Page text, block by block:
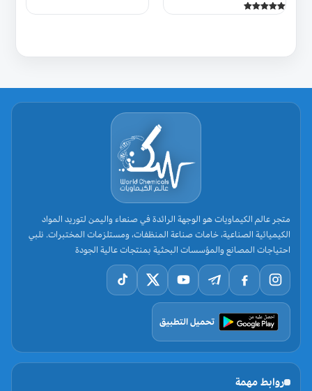
متجر عالم الكيماويات هو الوجهة الرائدة في صنعاء واليمن لتوريد المواد
الكيميائية الصناعية، خامات صناعة المنظفات، ومستلزمات المختبرات. نلبي
احتياجات المصانع والمؤسسات البحثية بمنتجات عالية الجودة
تحميل التطبيق
روابط مهمة